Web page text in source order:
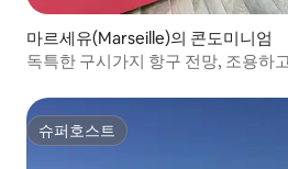
마르세유(Marseille)의 콘도미니엄
독특한 구시가지 항구 전망, 조용하
슈퍼호스트
슈퍼호스트